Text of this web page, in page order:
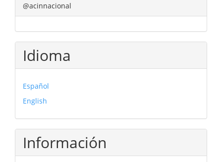
@acinnacional
Idioma
Español
English
Información